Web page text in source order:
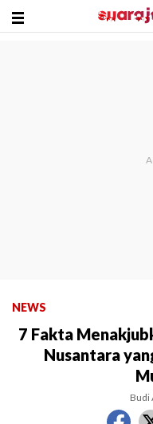
NEWS
7 Fakta
Nusantara
Budi